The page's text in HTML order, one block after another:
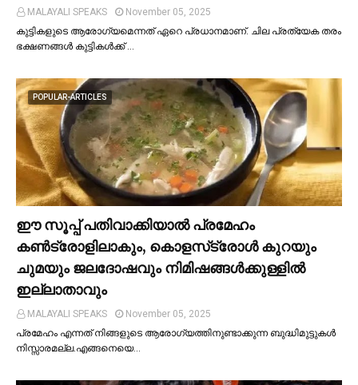
MALAYALI SPEAKS
November 05, 2025
കുട്ടികളുടെ ആരോഗ്യമെന്നത് ഏറെ പ്രധാനമാണ്. ചില പ്രത്യേക തരം
ഭക്ഷണങ്ങള്‍ കുട്ടികള്‍ക്ക് …
POPULAR-ARTICLES
ഈ സൂപ്പ് പതിവാക്കിയാല്‍ പ്രമേഹം
കണ്‍ട്രോളിലാകും, കൊളസ്‌ട്രോള്‍ കുറയും
ചുമയും ജലദോഷവും നിമിഷങ്ങള്‍ക്കുള്ളില്‍
ഇല്ലാതാവും
MALAYALI SPEAKS
November 05, 2025
പ്രമേഹം എന്നത് നിങ്ങളുടെ ആരോഗ്യത്തിനുണ്ടാക്കുന്ന ബുദ്ധിമുട്ടുകള്‍
നിസ്സാരമല്ല.എങ്ങനെയെ…